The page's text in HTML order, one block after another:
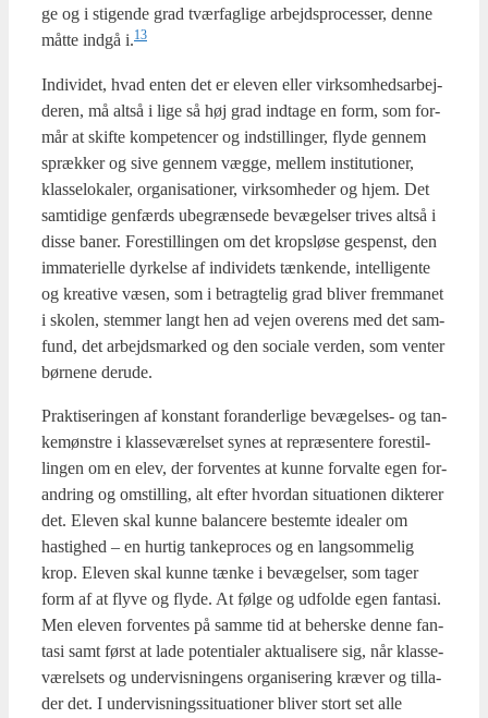
ge og i sti­gen­de grad tvær­fag­li­ge arbejds­pro­ces­ser, den­ne
måt­te ind­gå i.13
Indi­vi­det, hvad enten det er ele­ven eller virk­som­heds­ar­bej­
de­ren, må alt­så i lige så høj grad ind­ta­ge en form, som for­
mår at skif­te kom­pe­ten­cer og indstil­lin­ger, fly­de gen­nem
spræk­ker og sive gen­nem væg­ge, mel­lem insti­tu­tio­ner,
klas­se­lo­ka­ler, orga­ni­sa­tio­ner, virk­som­he­der og hjem. Det
sam­ti­di­ge gen­færds ube­græn­se­de bevæ­gel­ser tri­ves alt­så i
dis­se baner. Fore­stil­lin­gen om det kro­p­s­lø­se ges­penst, den
imma­te­ri­el­le dyr­kel­se af indi­vi­dets tæn­ken­de, intel­li­gen­te
og kre­a­ti­ve væsen, som i betrag­te­lig grad bli­ver frem­ma­net
i sko­len, stem­mer langt hen ad vej­en overens med det sam­
fund, det arbejds­mar­ked og den soci­a­le ver­den, som ven­ter
bør­ne­ne der­u­de.
Prak­ti­se­rin­gen af kon­stant for­an­der­li­ge bevæ­gel­ses- og tan­
ke­møn­stre i klas­se­væ­rel­set synes at repræ­sen­te­re fore­stil­
lin­gen om en elev, der for­ven­tes at kun­ne for­val­te egen for­
an­dring og omstil­ling, alt efter hvor­dan situ­a­tio­nen dik­te­rer
det. Ele­ven skal kun­ne balan­ce­re bestem­te ide­a­ler om
hastig­hed – en hur­tig tan­ke­pro­ces og en lang­som­me­lig
krop. Ele­ven skal kun­ne tæn­ke i bevæ­gel­ser, som tager
form af at fly­ve og fly­de. At føl­ge og udfol­de egen fan­ta­si.
Men ele­ven for­ven­tes på sam­me tid at beher­ske den­ne fan­
ta­si samt først at lade poten­ti­a­ler aktu­a­li­se­re sig, når klas­se­
væ­rel­sets og under­vis­nin­gens orga­ni­se­ring kræ­ver og til­la­
der det. I under­vis­nings­si­tu­a­tio­ner bli­ver stort set alle